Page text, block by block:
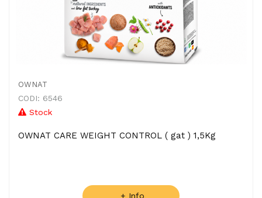
OWNAT
CODI: 6546
Stock
OWNAT CARE WEIGHT CONTROL ( gat ) 1,5Kg
+ Info